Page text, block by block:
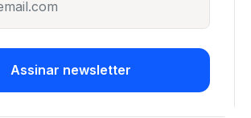
Assinar newsletter